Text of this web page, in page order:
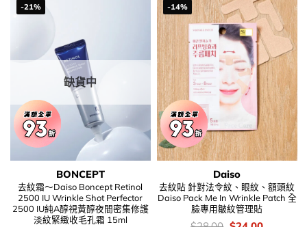
-21%
缺貨中
BONCEPT
去紋霜～Daiso Boncept Retinol
2500 IU Wrinkle Shot Perfector
2500 IU純A醇視黃醇夜間密集修護
淡紋緊緻收毛孔霜 15ml
-14%
Daiso
去紋貼 針對法令紋、眼紋、額頭紋
Daiso Pack Me In Wrinkle Patch 全
臉專用皺紋管理貼